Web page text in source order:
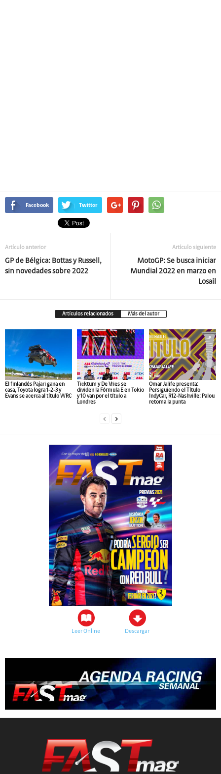
Facebook Twitter
Artículo anterior
GP de Bélgica: Bottas y Russell,
sin novedades sobre 2022
Artículo siguiente
MotoGP: Se busca iniciar
Mundial 2022 en marzo en
Losail
Artículos relacionados Más del autor
El finlandés Pajari gana en
casa, Toyota logra 1-2-3 y
Evans se acerca al título WRC
Ticktum y De Vries se
dividen la Fórmula E en Tokio
y 10 van por el título a
Londres
Omar Jalife presenta:
Persiguiendo el Título
IndyCar, R12-Nashville: Palou
retoma la punta
Leer Online Descargar